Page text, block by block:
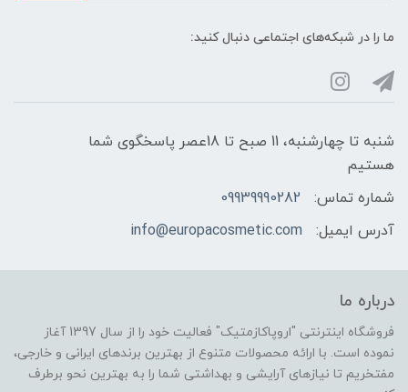
ما را در شبکه‌های اجتماعی دنبال کنید:
شنبه تا چهارشنبه، 11 صبح تا 18عصر پاسخگوی شما
هستیم
شماره تماس:
09939990282
آدرس ایمیل:
info@europacosmetic.com
درباره ما
فروشگاه اینترنتی "اروپاکازمتیک" فعالیت خود را از سال 1397 آغاز
نموده است. با ارائه محصولات متنوع از بهترین برندهای ایرانی و خارجی،
مفتخریم تا نیازهای آرایشی و بهداشتی شما را به بهترین نحو برطرف